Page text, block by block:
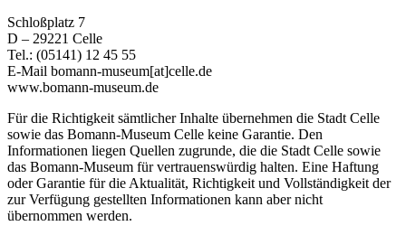
Schloßplatz 7
D – 29221 Celle
Tel.: (05141) 12 45 55
E-Mail bomann-museum[at]celle.de
www.bomann-museum.de
Für die Richtigkeit sämtlicher Inhalte übernehmen die Stadt Celle
sowie das Bomann-Museum Celle keine Garantie. Den
Informationen liegen Quellen zugrunde, die die Stadt Celle sowie
das Bomann-Museum für vertrauenswürdig halten. Eine Haftung
oder Garantie für die Aktualität, Richtigkeit und Vollständigkeit der
zur Verfügung gestellten Informationen kann aber nicht
übernommen werden.